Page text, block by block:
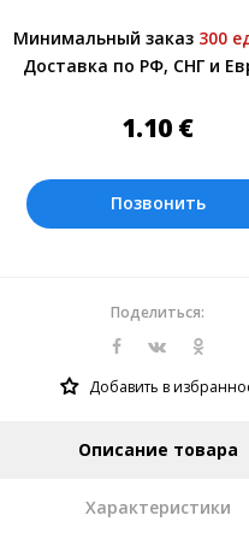
менеджером.
Оплата производится в
07.08.2026. Текущий курс 10
Минимальный заказ 300
Доставка по РФ, СНГ и
1.10 €
Позвонить
Поделиться:
Добавить в
Описание товара
Характеристики